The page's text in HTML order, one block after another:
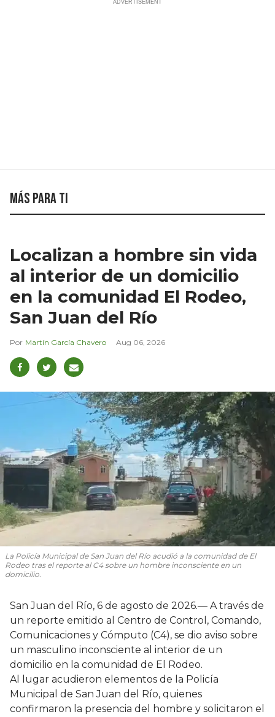
Más para ti
Localizan a hombre sin vida
al interior de un domicilio
en la comunidad El Rodeo,
San Juan del Río
Martín García Chavero Aug 06, 2026
La Policía Municipal de San Juan del Río acudió a la comunidad de El
Rodeo tras el reporte al C4 sobre un hombre inconsciente en un
domicilio.
San Juan del Río, 6 de agosto de 2026.— A través de
un reporte emitido al Centro de Control, Comando,
Comunicaciones y Cómputo (C4), se dio aviso sobre
un masculino inconsciente al interior de un
domicilio en la comunidad de El Rodeo.
Al lugar acudieron elementos de la Policía
Municipal de San Juan del Río, quienes
confirmaron la presencia del hombre y solicitaron el